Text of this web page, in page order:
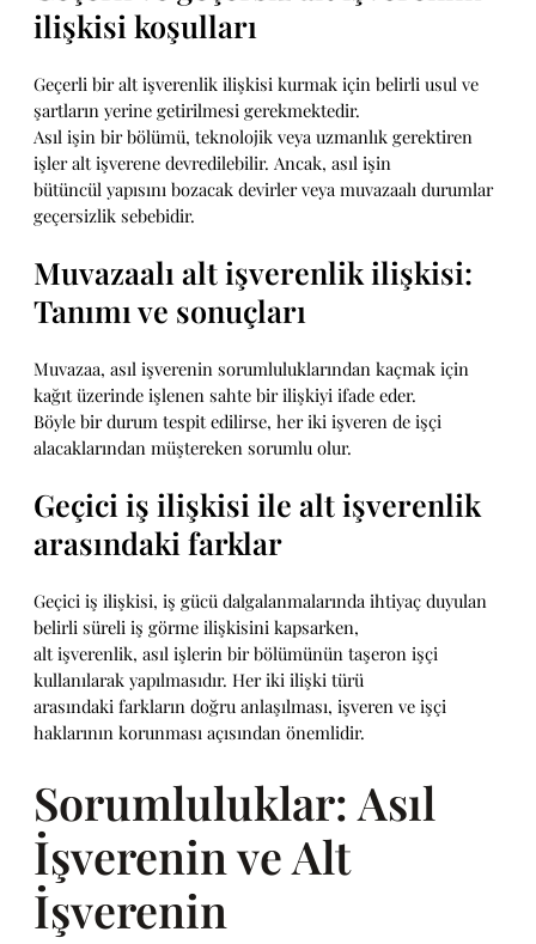
ilişkisi koşulları
Geçerli bir alt işverenlik ilişkisi kurmak için belirli usul ve
şartların yerine getirilmesi gerekmektedir.
Asıl işin bir bölümü, teknolojik veya uzmanlık gerektiren
işler alt işverene devredilebilir. Ancak, asıl işin
bütüncül yapısını bozacak devirler veya muvazaalı durumlar
geçersizlik sebebidir.
Muvazaalı alt işverenlik ilişkisi:
Tanımı ve sonuçları
Muvazaa, asıl işverenin sorumluluklarından kaçmak için
kağıt üzerinde işlenen sahte bir ilişkiyi ifade eder.
Böyle bir durum tespit edilirse, her iki işveren de işçi
alacaklarından müştereken sorumlu olur.
Geçici iş ilişkisi ile alt işverenlik
arasındaki farklar
Geçici iş ilişkisi, iş gücü dalgalanmalarında ihtiyaç duyulan
belirli süreli iş görme ilişkisini kapsarken,
alt işverenlik, asıl işlerin bir bölümünün taşeron işçi
kullanılarak yapılmasıdır. Her iki ilişki türü
arasındaki farkların doğru anlaşılması, işveren ve işçi
haklarının korunması açısından önemlidir.
Sorumluluklar: Asıl
İşverenin ve Alt
İşverenin